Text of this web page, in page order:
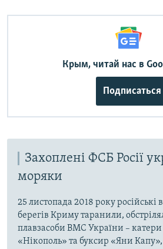
Крым, читай нас в
Подписаться
Захоплені ФСБ Росії
моряки
25 листопада 2018 року російські
берегів Криму таранили,
плавзасоби ВМС України – катери
«Нікополь» та буксир «Яни